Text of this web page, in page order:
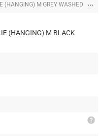
M GREY WASHED ›››
(HANGING) M BLACK
help